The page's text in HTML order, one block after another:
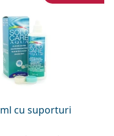
ml cu suporturi